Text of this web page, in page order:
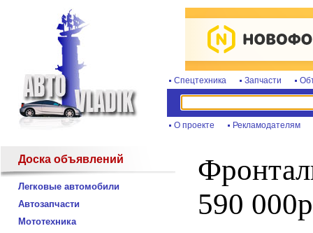
Спецтехника Запчасти
О проекте Рекламодателям
Доска объявлений
Легковые автомобили
Автозапчасти
Мототехника
590